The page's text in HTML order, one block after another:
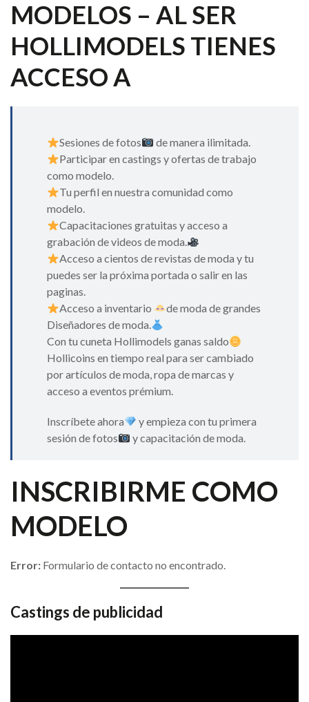
MODELOS – AL SER
HOLLIMODELS TIENES
ACCESO A
Sesiones de fotos
de manera ilimitada.
Participar en castings y ofertas de trabajo
como modelo.
Tu perfil en nuestra comunidad como
modelo.
Capacitaciones gratuitas y acceso a
grabación de videos de moda.
Acceso a cientos de revistas de moda y tu
puedes ser la próxima portada o salir en las
paginas.
Acceso a inventario
de moda de grandes
Diseñadores de moda.
Con tu cuneta Hollimodels ganas saldo
Hollicoins en tiempo real para ser cambiado
por artículos de moda, ropa de marcas y
acceso a eventos prémium.
Inscríbete ahora
y empieza con tu primera
sesión de fotos
y capacitación de moda.
INSCRIBIRME COMO
MODELO
Error: Formulario de contacto no encontrado.
Castings de publicidad